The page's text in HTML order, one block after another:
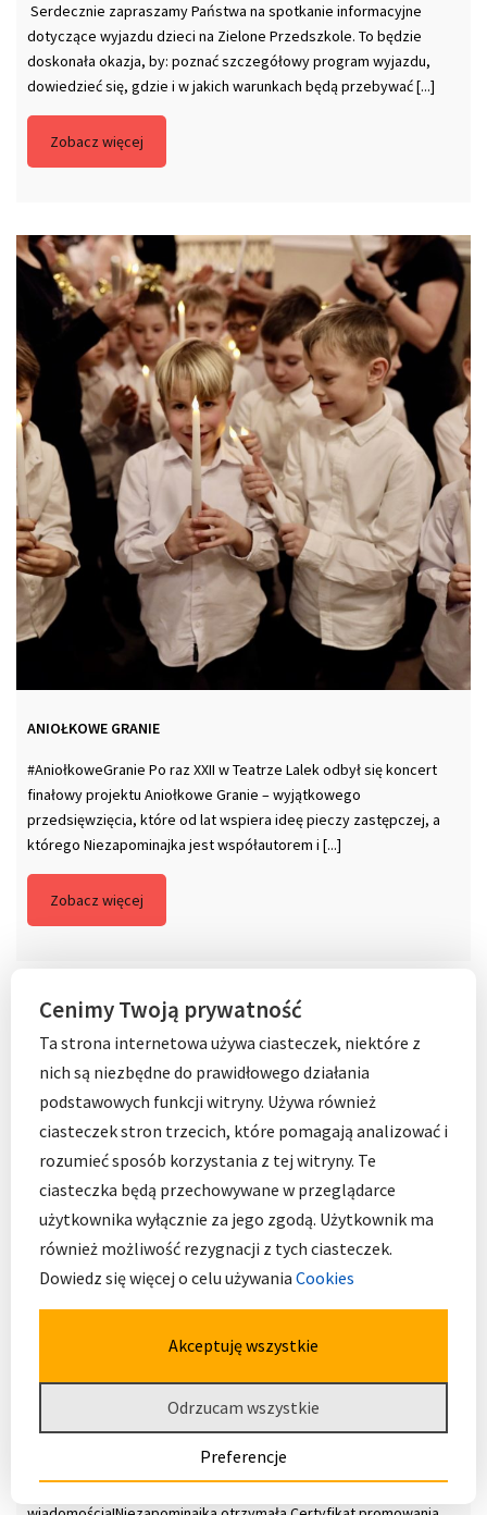
Serdecznie zapraszamy Państwa na spotkanie informacyjne
dotyczące wyjazdu dzieci na Zielone Przedszkole. To będzie
doskonała okazja, by: poznać szczegółowy program wyjazdu,
dowiedzieć się, gdzie i w jakich warunkach będą przebywać [...]
Zobacz więcej
ANIOŁKOWE GRANIE
#AniołkoweGranie Po raz XXII w Teatrze Lalek odbył się koncert
finałowy projektu Aniołkowe Granie – wyjątkowego
przedsięwzięcia, które od lat wspiera ideę pieczy zastępczej, a
którego Niezapominajka jest współautorem i [...]
Zobacz więcej
Z ogromną radością dzielimy się dobrą
Cenimy Twoją prywatność
Ta strona internetowa używa ciasteczek, niektóre z
nich są niezbędne do prawidłowego działania
podstawowych funkcji witryny. Używa również
ciasteczek stron trzecich, które pomagają analizować i
rozumieć sposób korzystania z tej witryny. Te
ciasteczka będą przechowywane w przeglądarce
użytkownika wyłącznie za jego zgodą. Użytkownik ma
również możliwość rezygnacji z tych ciasteczek.
Dowiedz się więcej o celu używania Cookies
Akceptuję wszystkie
Odrzucam wszystkie
Preferencje